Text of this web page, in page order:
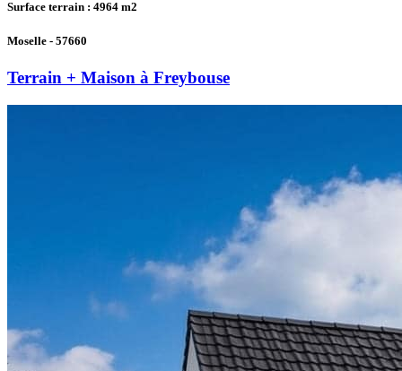
Surface terrain : 4964 m2
Moselle - 57660
Terrain + Maison à Freybouse